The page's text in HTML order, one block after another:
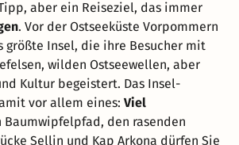
aber ein Reiseziel, das immer
. Vor der Ostseeküste Vorpommern
größte Insel, die ihre Besucher mit
wilden Ostseewellen, aber
Kultur begeistert. Das Insel-
vor allem eines: Viel
Baumwipfelpfad, den rasenden
Sellin und Kap Arkona dürfen Sie